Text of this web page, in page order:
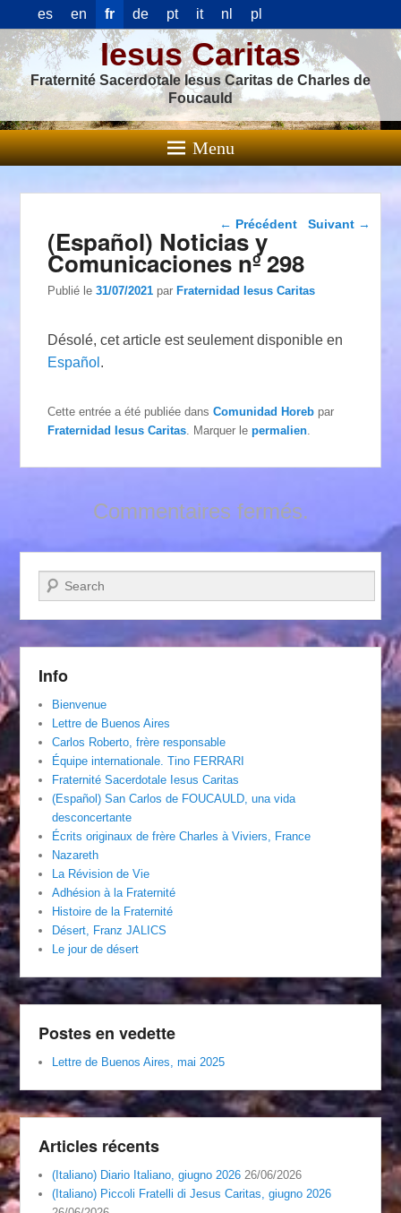
es en fr de pt it nl pl
Iesus Caritas
Fraternité Sacerdotale Iesus Caritas de Charles de
Foucauld
Menu
Navigation dans les
← Précédent Suivant →
(Español) Noticias y
Comunicaciones nº 298
Publié le31/07/2021 parFraternidad Iesus Caritas
Désolé, cet article est seulement disponible en
Español .
Cette entrée a été publiée dansComunidad Horeb par
Fraternidad Iesus Caritas . Marquer lepermalien
Commentaires fermés.
Recherche
Info
Bienvenue
Lettre de Buenos Aires
Carlos Roberto, frère responsable
Équipe internationale. Tino FERRARI
Fraternité Sacerdotale Iesus Caritas
(Español) San Carlos de FOUCAULD, una vida
desconcertante
Écrits originaux de frère Charles à Viviers, France
Nazareth
La Révision de Vie
Adhésion à la Fraternité
Histoire de la Fraternité
Désert, Franz JALICS
Le jour de désert
Postes en vedette
Lettre de Buenos Aires, mai 2025
Articles récents
(Italiano) Diario Italiano, giugno 2026 26/06/2026
(Italiano) Piccoli Fratelli di Jesus Caritas, giugno 2026